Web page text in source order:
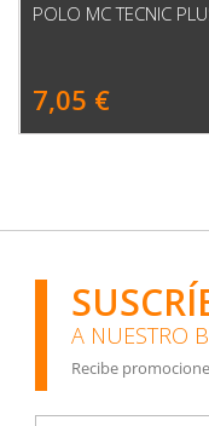
POLO MC TECNIC
7,05 €
A NUESTRO
Recibe